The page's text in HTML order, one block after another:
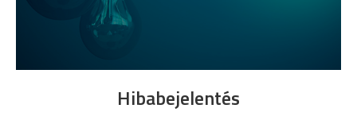
Hibabejelentés